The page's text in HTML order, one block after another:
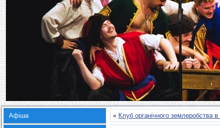
Афіша « Клуб органічного землеробства в